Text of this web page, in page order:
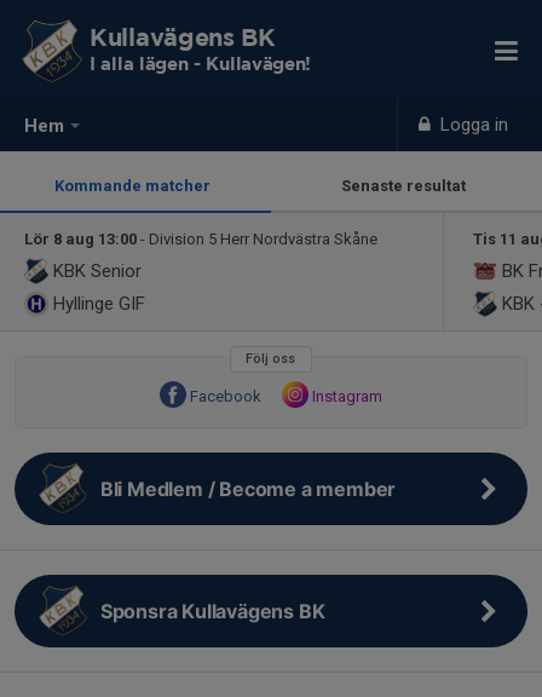
Hem Logga in
Kullavägens BK
I alla lägen - Kullavägen!
Kommande matcher Senaste resultat
Lör 8 aug 13:00 - Division 5 Herr Nordvästra Skåne
KBK Senior
Hyllinge GIF
Tis 11
BK
KBK
Följ oss
Facebook Instagram
Bli Medlem / Become a member
Sponsra Kullavägens BK